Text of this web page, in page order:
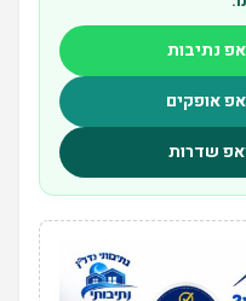
נתיבות
אופקים
שדרות